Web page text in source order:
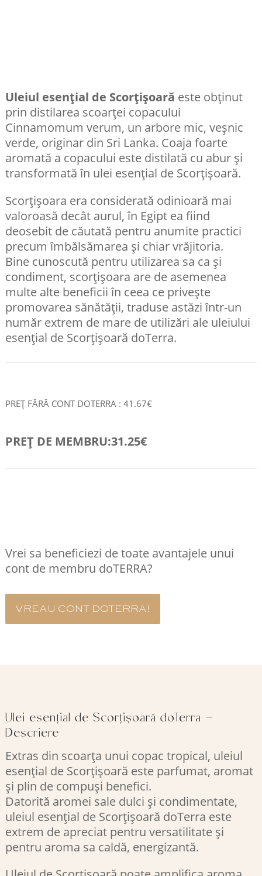
Uleiul esențial de Scorțișoară este obținut
prin distilarea scoarței copacului
Cinnamomum verum, un arbore mic, veșnic
verde, originar din Sri Lanka. Coaja foarte
aromată a copacului este distilată cu abur și
transformată în ulei esențial de Scorțișoară.
Scorțișoara era considerată odinioară mai
valoroasă decât aurul, în Egipt ea fiind
deosebit de căutată pentru anumite practici
precum îmbălsămarea și chiar vrăjitoria.
Bine cunoscută pentru utilizarea sa ca și
condiment, scorțișoara are de asemenea
multe alte beneficii în ceea ce privește
promovarea sănătății, traduse astăzi într-un
număr extrem de mare de utilizări ale uleiului
esențial de Scorțișoară doTerra.
PREȚ FĂRĂ CONT DOTERRA : 41.67€
PREȚ DE MEMBRU:31.25€
Vrei sa beneficiezi de toate avantajele unui
cont de membru doTERRA?
VREAU CONT DOTERRA!
Ulei esențial de Scorțișoară doTerra –
Descriere
Extras din scoarța unui copac tropical, uleiul
esențial de Scorțișoară este parfumat, aromat
și plin de compuși benefici.
Datorită aromei sale dulci și condimentate,
uleiul esențial de Scorțișoară doTerra este
extrem de apreciat pentru versatilitate și
pentru aroma sa caldă, energizantă.